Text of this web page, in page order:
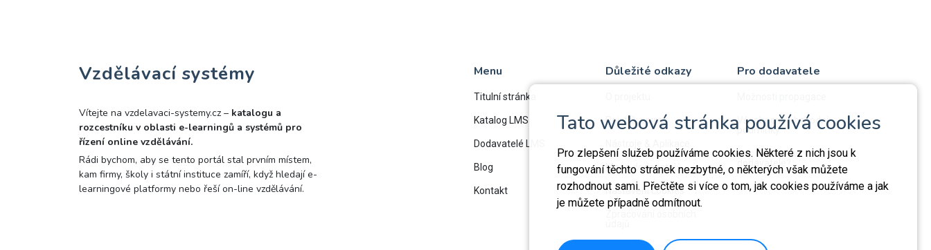
Tato webová stránka používá cookies
Pro zlepšení služeb používáme cookies. Některé z nich jsou k
fungování těchto stránek nezbytné, o některých však můžete
rozhodnout sami. Přečtěte si více o tom, jak cookies používáme a jak
je můžete případně odmítnout.
Vzdělávací systémy
Vítejte na vzdelavaci-systemy.cz – katalogu a
rozcestníku v oblasti e-learningů a systémů pro
řízení online vzdělávání.
Rádi bychom, aby se tento portál stal prvním místem,
kam firmy, školy i státní instituce zamíří, když hledají e-
learningové platformy nebo řeší on-line vzdělávání.
Menu
Titulní stránka
Katalog LMS
Dodavatelé LMS
Blog
Kontakt
Důležité odkazy
Rejstřík pojmů
Mapa dodavatelů
Nastavení cookies
Pro dodavatele
Všeobecné obchodní
podmínky
Jak ověřujeme
dodavatele?